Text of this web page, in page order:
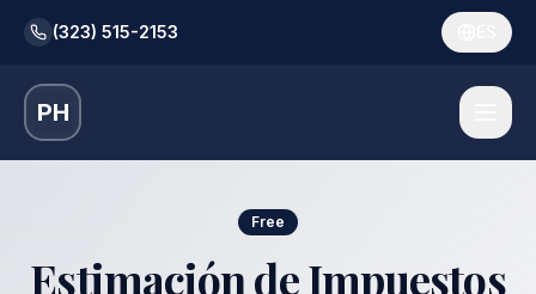
(323) 515-2153
PH
Free
Estimación de Impuestos